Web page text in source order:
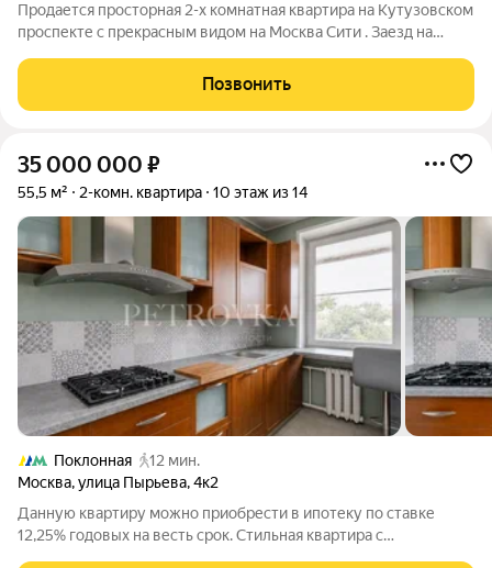
Продается просторная 2-х комнатная квартира на Кутузовском
проспекте с прекрасным видом на Москва Сити . Заезд на
двор. Дом кирпичный, Высота потолков 3.20 м. По
функционалу: кухня, 2 спальни,
Позвонить
35 000 000 ₽
55,5 м² 2-комн. квартира 10 этаж из 14
Поклонная
12 мин.
Москва,улица Пырьева,4к2
Данную квартиру можно приобрести в ипотеку по ставке
12,25% годовых на весть срок. Стильная квартира с